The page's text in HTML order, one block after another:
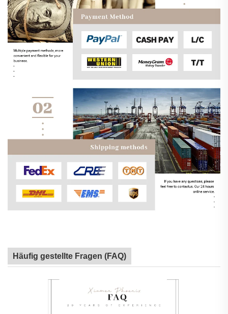
Häufig gestellte Fragen (FAQ)